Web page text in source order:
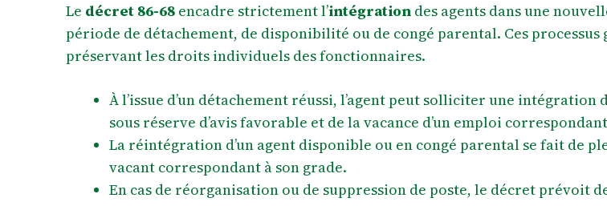
Le décret 86-68 encadre strictement l’intégration des agents dans une
période de détachement, de disponibilité ou de congé parental. Ces
préservant les droits individuels des fonctionnaires.
À l’issue d’un détachement réussi, l’agent peut solliciter une
sous réserve d’avis favorable et de la vacance d’un emploi
La réintégration d’un agent disponible ou en congé parental se fait de
vacant correspondant à son grade.
En cas de réorganisation ou de suppression de poste, le décret prévoit